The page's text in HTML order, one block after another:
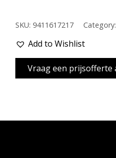
SKU: 9411617217 Category:
Add to Wishlist